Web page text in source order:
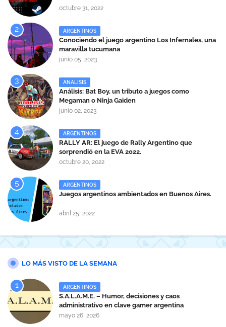
octubre 31, 2022
ARGENTINOS
Conociendo el juego argentino Los Infernales, una
maravilla tucumana
junio 05, 2023
ANALISIS
Análisis: Bat Boy, un tributo a juegos como
Megaman o Ninja Gaiden
junio 02, 2023
ARGENTINOS
RALLY AR: El juego de Rally Argentino que
sorprendió en la EVA 2022.
octubre 20, 2022
ARGENTINOS
Juegos argentinos ambientados en Buenos Aires.
abril 25, 2022
LO MÁS VISTO DE LA SEMANA
ARGENTINOS
S.A.L.A.M.E. – Humor, decisiones y caos
administrativo en clave gamer argentina
mayo 26, 2026